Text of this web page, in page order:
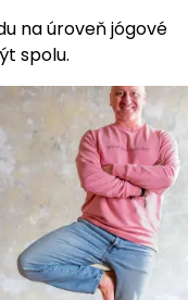
na úroveň jógové
spolu.